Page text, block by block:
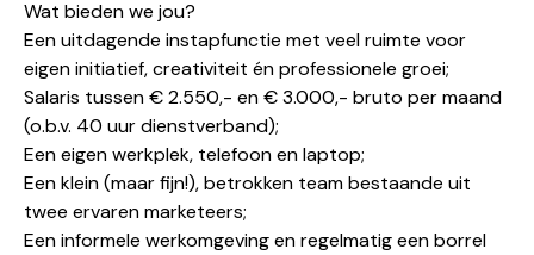
Wat bieden we jou?
Een uitdagende instapfunctie met veel ruimte voor
eigen initiatief, creativiteit én professionele groei;
Salaris tussen € 2.550,- en € 3.000,- bruto per maand
(o.b.v. 40 uur dienstverband);
Een eigen werkplek, telefoon en laptop;
Een klein (maar fijn!), betrokken team bestaande uit
twee ervaren marketeers;
Een informele werkomgeving en regelmatig een borrel